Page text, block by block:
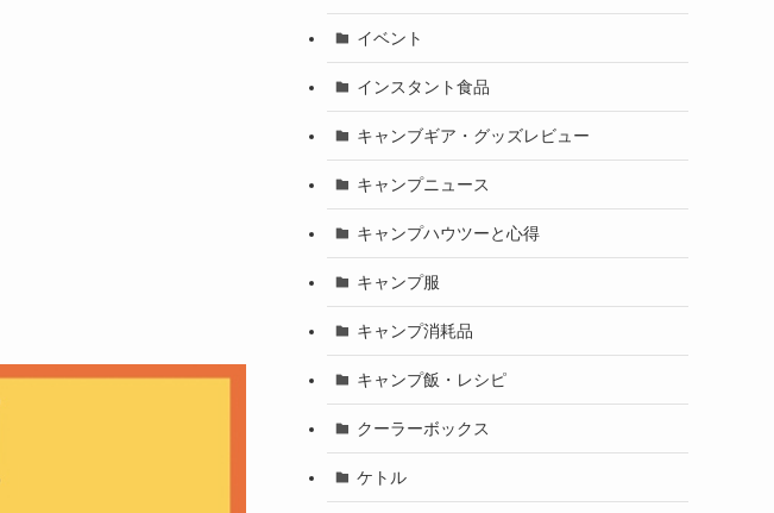
イベント
インスタント食品
キャンブギア・グッズレビュー
キャンプニュース
キャンプハウツーと心得
キャンプ服
キャンプ消耗品
キャンプ飯・レシピ
クーラーボックス
ケトル